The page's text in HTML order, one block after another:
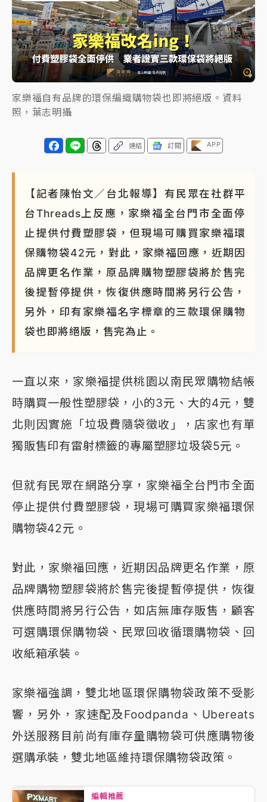
響最劇烈
白海豚逼近！北市水門只出不進 未移置車輛最高罰
4800＋拖吊費
家樂福自有品牌的環保編織購物袋也即將絕版。資料
照，葉志明攝
連結 訂閱 APP
【記者陳怡文／台北報導】有民眾在社群平
台Threads上反應，家樂福全台門市全面停
止提供付費塑膠袋，但現場可購買家樂福環
保購物袋42元，對此，家樂福回應，近期因
品牌更名作業，原品牌購物塑膠袋將於售完
後提暫停提供，恢復供應時間將另行公告，
另外，印有家樂福名字標章的三款環保購物
袋也即將絕版，售完為止。
一直以來，家樂福提供桃園以南民眾購物結帳
時購買一般性塑膠袋，小的3元、大的4元，雙
北則因實施「垃圾費隨袋徵收」，店家也有單
獨販售印有雷射標籤的專屬塑膠垃圾袋5元。
但就有民眾在網路分享，家樂福全台門市全面
停止提供付費塑膠袋，現場可購買家樂福環保
購物袋42元。
對此，家樂福回應，近期因品牌更名作業，原
品牌購物塑膠袋將於售完後提暫停提供，恢復
供應時間將另行公告，如店無庫存販售，顧客
可選購環保購物袋、民眾回收循環購物袋、回
收紙箱承裝。
家樂福強調，雙北地區環保購物袋政策不受影
響，另外，家速配及Foodpanda、Ubereats
外送服務目前尚有庫存量購物袋可供應購物後
選購承裝，雙北地區維持環保購物袋政策。
編輯推薦